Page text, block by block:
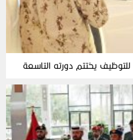
يختتم دورته التاسعة